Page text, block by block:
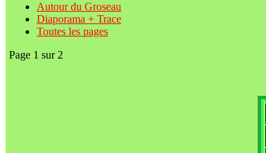
Autour du Groseau
Diaporama + Trace
Toutes les pages
Page 1 sur 2